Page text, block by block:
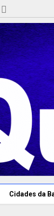
Cidades da